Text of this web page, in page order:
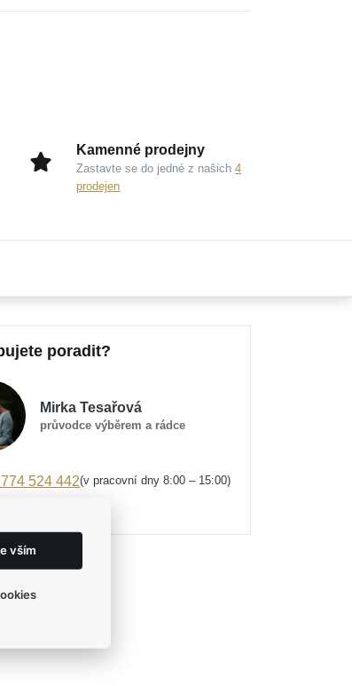
Kamenné prodejny
Zastavte se do jedné z našich 4
prodejen
poradit?
Mirka Tesařová
průvodce výběrem a rádce
524 442(v pracovní dny 8:00 – 15:00)
vším